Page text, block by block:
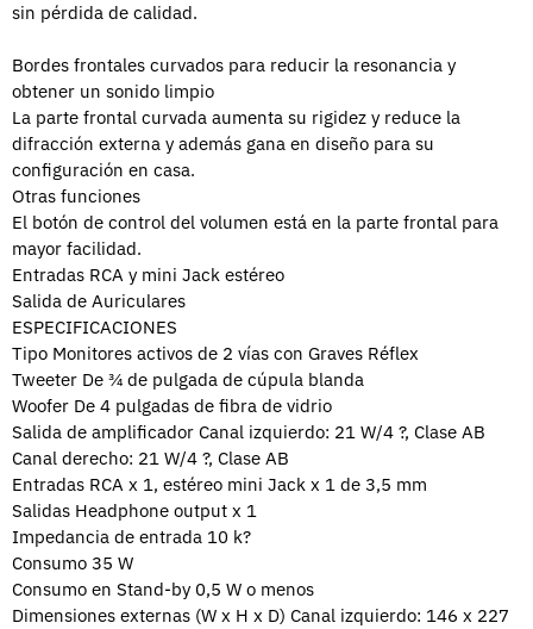
sin pérdida de calidad.
Bordes frontales curvados para reducir la resonancia y
obtener un sonido limpio
La parte frontal curvada aumenta su rigidez y reduce la
difracción externa y además gana en diseño para su
configuración en casa.
Otras funciones
El botón de control del volumen está en la parte frontal para
mayor facilidad.
Entradas RCA y mini Jack estéreo
Salida de Auriculares
ESPECIFICACIONES
Tipo Monitores activos de 2 vías con Graves Réflex
Tweeter De ¾ de pulgada de cúpula blanda
Woofer De 4 pulgadas de fibra de vidrio
Salida de amplificador Canal izquierdo: 21 W/4 ?, Clase AB
Canal derecho: 21 W/4 ?, Clase AB
Entradas RCA x 1, estéreo mini Jack x 1 de 3,5 mm
Salidas Headphone output x 1
Impedancia de entrada 10 k?
Consumo 35 W
Consumo en Stand-by 0,5 W o menos
Dimensiones externas (W x H x D) Canal izquierdo: 146 x 227